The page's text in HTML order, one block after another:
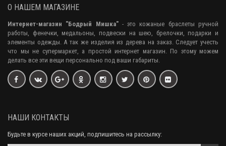
О НАШЕМ МАГАЗИНЕ
Интернет-магазин "Бодрый Мишка"- это кожаные браслеты ручной
работы, фенечки, медальоны, подвески на шею, брелочки, подарки и
элементы одежды. А так же изделия из дерева на заказ. Следует учесть
что мы не супермаркет, а простой интернет магазин. По этому можем
делать все эти вещи персонально под ваши габариты.
НАШИ КОНТАКТЫ
Будьте в курсе наших акций, подпишитесь на рассылку: